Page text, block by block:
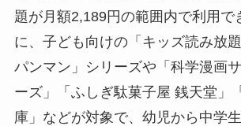
題が月額2,189円の範囲内で利用で
に、子ども向けの「キッズ読み放
パンマン」シリーズや「科学漫画
ーズ」「ふしぎ駄菓子屋 銭天堂」
庫」などが対象で、幼児から中学